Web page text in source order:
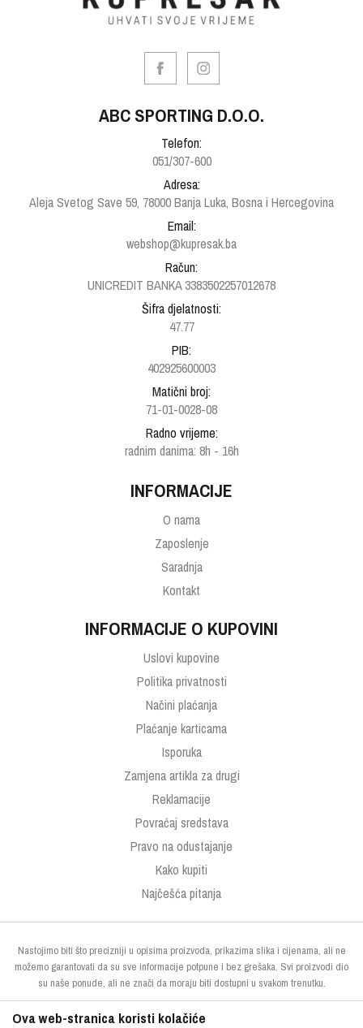
ABC SPORTING D.O.O.
Telefon:
051/307-600
Adresa:
Aleja Svetog Save 59, 78000 Banja Luka, Bosna i Hercegovina
Email:
webshop@kupresak.ba
Račun:
UNICREDIT BANKA 3383502257012678
Šifra djelatnosti:
47.77
PIB:
402925600003
Matični broj:
71-01-0028-08
Radno vrijeme:
radnim danima: 8h - 16h
INFORMACIJE
O nama
Zaposlenje
Saradnja
Kontakt
INFORMACIJE O KUPOVINI
Uslovi kupovine
Politika privatnosti
Načini plaćanja
Plaćanje karticama
Isporuka
Zamjena artikla za drugi
Reklamacije
Povraćaj sredstava
Pravo na odustajanje
Kako kupiti
Najčešća pitanja
Nastojimo biti što precizniji u opisima proizvoda, prikazima slika i cijenama, ali ne
možemo garantovati da su sve informacije potpune i bez grešaka. Svi proizvodi dio
su naše ponude, ali ne znači da moraju biti dostupni u svakom trenutku.
Ova web-stranica koristi kolačiće